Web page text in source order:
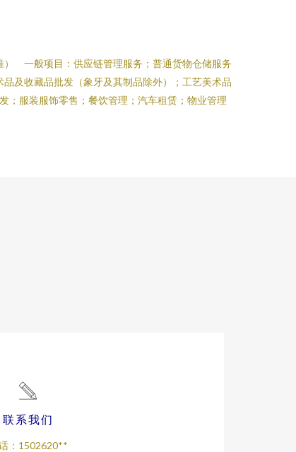
） 一般项目：供应链管理服务；普通货物仓储服务
及收藏品批发（象牙及其制品除外）；工艺美术品
；服装服饰零售；餐饮管理；汽车租赁；物业管理
联系我们
：1502620**